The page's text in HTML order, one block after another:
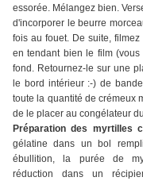
essorée. Mélangez bien.
d'incorporer le beurre
fois au fouet. De suite,
en tendant bien le film
fond. Retournez-le sur une
le bord intérieur :-) de
toute la quantité de crémeux
de le placer au congélateur
Préparation des myrtilles
gélatine dans un bol
ébullition, la purée de
réduction dans un